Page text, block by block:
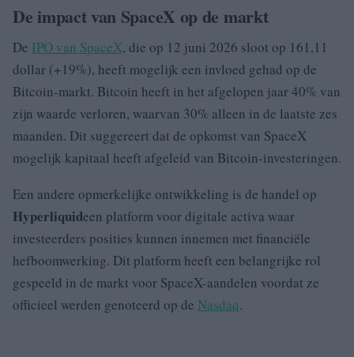
De impact van SpaceX op de markt
De IPO van SpaceX, die op 12 juni 2026 sloot op 161,11
dollar (+19%), heeft mogelijk een invloed gehad op de
Bitcoin-markt. Bitcoin heeft in het afgelopen jaar 40% van
zijn waarde verloren, waarvan 30% alleen in de laatste zes
maanden. Dit suggereert dat de opkomst van SpaceX
mogelijk kapitaal heeft afgeleid van Bitcoin-investeringen.
Een andere opmerkelijke ontwikkeling is de handel op
Hyperliquideen platform voor digitale activa waar
investeerders posities kunnen innemen met financiële
hefboomwerking. Dit platform heeft een belangrijke rol
gespeeld in de markt voor SpaceX-aandelen voordat ze
officieel werden genoteerd op de Nasdaq.